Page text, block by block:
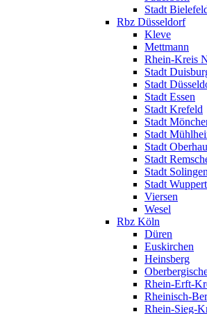
Stadt
Rbz Düsseldorf
Kleve
Mettmann
Rhein-Kreis
Stadt
Stadt
Stadt Essen
Stadt Krefeld
Stadt
Stadt
Stadt
Stadt
Stadt Solingen
Stadt
Viersen
Wesel
Rbz Köln
Düren
Euskirchen
Heinsberg
Rhein-Erft-
Rheinisch-
Rhein-Sieg-